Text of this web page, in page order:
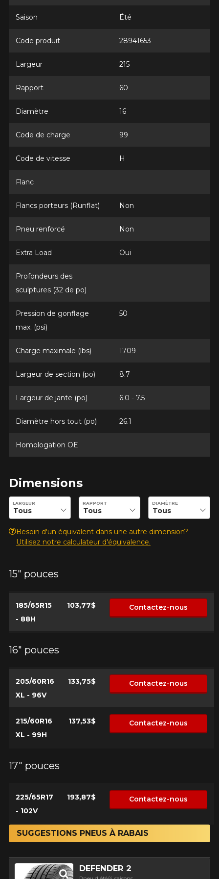
Saison Été
Code produit 28941653
Largeur 215
Rapport 60
Diamètre 16
Code de charge 99
Code de vitesse H
Flanc
Flancs porteurs (Runflat) Non
Pneu renforcé Non
Extra Load Oui
Profondeurs des
sculptures (32 de po)
Pression de gonflage
max. (psi)
50
Charge maximale (lbs) 1709
Largeur de section (po) 8.7
Largeur de jante (po) 6.0 - 7.5
Diamètre hors tout (po) 26.1
Homologation OE
Dimensions
Entrez les dimensions souhaitées pour vérifier la disponibilité
LARGEUR RAPPORT DIAMÈTRE
Besoin d'un équivalent dans une autre dimension?
Utilisez notre calculateur d'équivalence.
15" pouces
185/65R15
- 88H
103,77$ Contactez-nous
16" pouces
205/60R16
XL - 96V
133,75$ Contactez-nous
215/60R16
XL - 99H
137,53$ Contactez-nous
17" pouces
225/65R17
- 102V
193,87$ Contactez-nous
Envoyer
SUGGESTIONS PNEUS À RABAIS
DEFENDER 2
*Attention cette dimension représente une possibilité
d'équipement pour votre véhicule, vous devez vérifier
avant de commander.